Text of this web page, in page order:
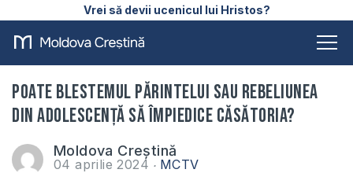
Vrei să devii ucenicul lui Hristos?
Poate blestemul părintelui sau rebeliunea
din adolescență să împiedice căsătoria?
Moldova Creștină
04 aprilie 2024 MCTV